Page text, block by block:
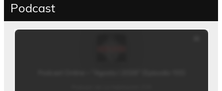
Podcast